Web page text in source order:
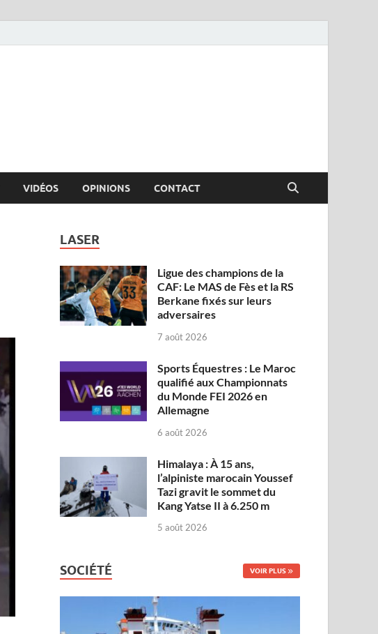
VIDÉOS OPINIONS CONTACT
LASER
Ligue des champions de la
CAF: Le MAS de Fès et la RS
Berkane fixés sur leurs
adversaires
7 août 2026
Sports Équestres : Le Maroc
qualifié aux Championnats
du Monde FEI 2026 en
Allemagne
6 août 2026
Himalaya : À 15 ans,
l’alpiniste marocain Youssef
Tazi gravit le sommet du
Kang Yatse II à 6.250 m
5 août 2026
SOCIÉTÉ VOIR PLUS